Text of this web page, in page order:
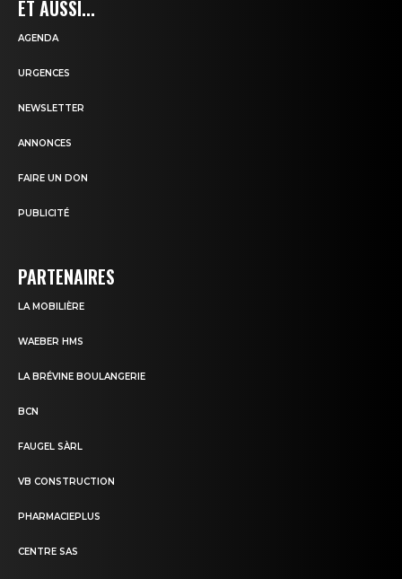
ET AUSSI...
AGENDA
URGENCES
NEWSLETTER
ANNONCES
FAIRE UN DON
PUBLICITÉ
PARTENAIRES
LA MOBILIÈRE
WAEBER HMS
LA BRÉVINE BOULANGERIE
BCN
FAUGEL SÀRL
VB CONSTRUCTION
PHARMACIEPLUS
CENTRE SAS